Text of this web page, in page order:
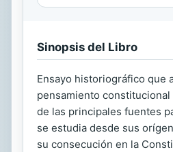
Sinopsis del Libro
Ensayo historiográfico que
pensamiento constitucional
de las principales fuentes
se estudia desde sus
su consecución en la